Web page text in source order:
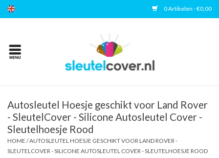
0 Artikelen - €0,00
Home
Accessoires
Veelgestelde vragen
Autosleutel Hoesje geschikt voor Land Rover
- SleutelCover - Silicone Autosleutel Cover -
Sleutelhoesje Rood
HOME /AUTOSLEUTEL HOESJE GESCHIKT VOOR LAND ROVER -
SLEUTELCOVER - SILICONE AUTOSLEUTEL COVER - SLEUTELHOESJE ROOD